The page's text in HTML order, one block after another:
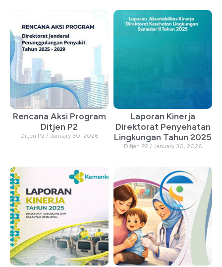
Rencana Aksi Program
Ditjen P2
Ditjen P2 January 30, 2026
Laporan Kinerja
Direktorat Penyehatan
Lingkungan Tahun 2025
Ditjen P2 January 30, 2026